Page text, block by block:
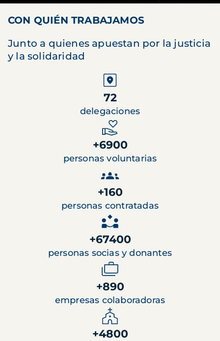
CON QUIÉN TRABAJAMOS
Junto a quienes apuestan por la justicia
y la solidaridad
72
delegaciones
+6900
personas voluntarias
+160
personas contratadas
+67400
personas socias y donantes
+890
empresas colaboradoras
+4800